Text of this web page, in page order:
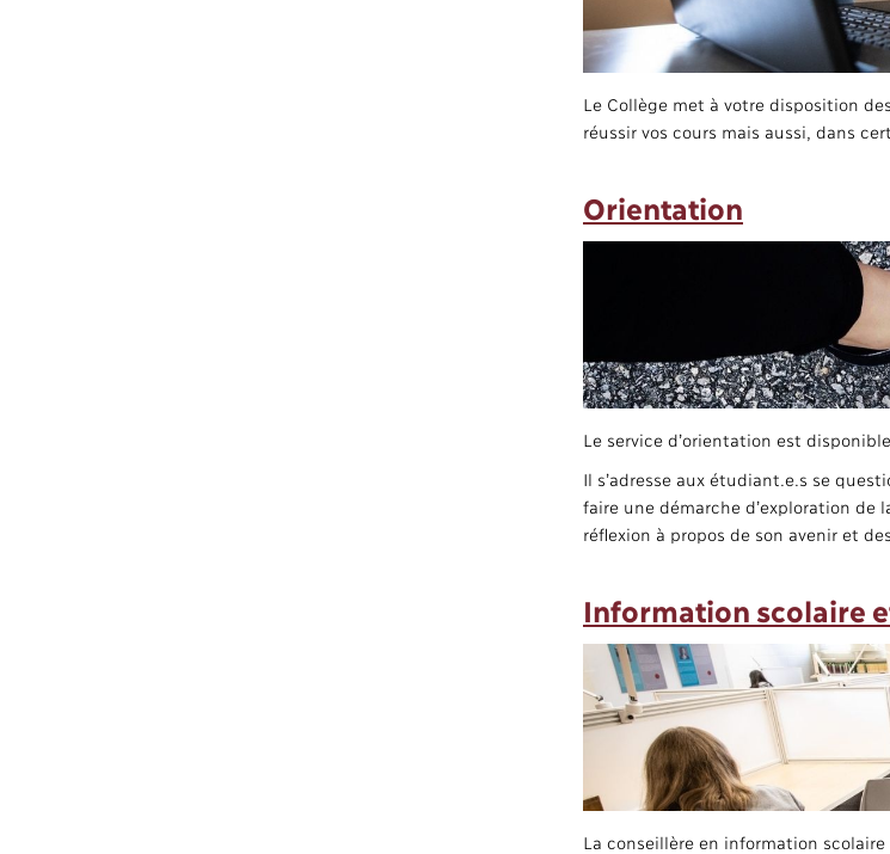
Le Collège met à votre disposition
réussir vos cours mais aussi, dans
Orientation
Le service d’orientation est
Il s’adresse aux étudiant.e.s se
faire une démarche d’exploration de
réflexion à propos de son avenir et
Information scolaire
La conseillère en information